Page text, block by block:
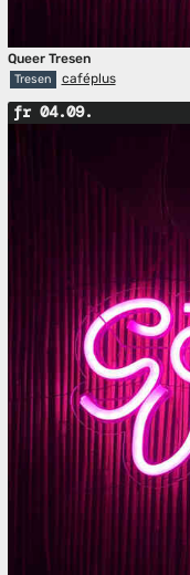
Queer Tresen
Tresen caféplus
fr 04.09.